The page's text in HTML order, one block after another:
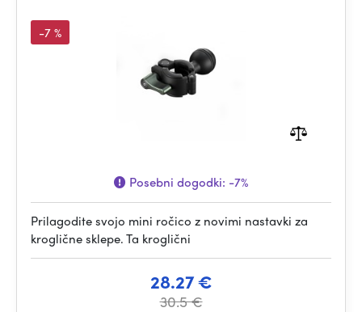
-7 %
Posebni dogodki: -7%
Prilagodite svojo mini ročico z novimi nastavki za
kroglične sklepe. Ta kroglični
28.27 €
30.5 €